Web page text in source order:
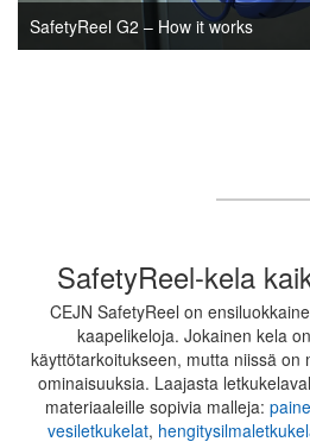
SafetyReel G2 – How it works
SafetyReel-kela
CEJN SafetyReel on
kaapelikeloja. Jokainen kela
käyttötarkoitukseen, mutta niissä on
ominaisuuksia. Laajasta
materiaaleille sopivia malleja:
vesiletkukelat,